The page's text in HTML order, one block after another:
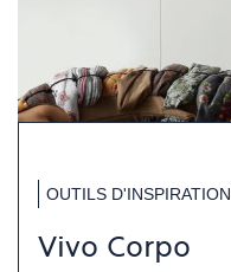
OUTILS D'INSPIRATION
Vivo Corpo